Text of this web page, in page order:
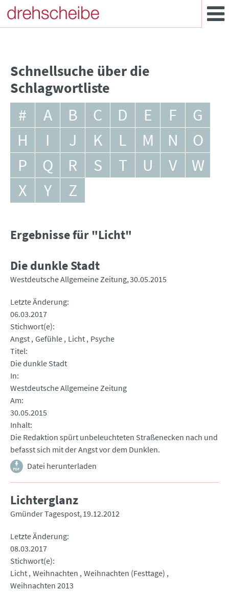
Schnellsuche über die
Schlagwortliste
# A B C D E F
G
H
I J K L M N
O
P
Q R S T U V
W
X
Y Z
Ergebnisse für "Licht"
Die dunkle Stadt
Westdeutsche Allgemeine Zeitung 30.05.2015
Letzte Änderung
06.03.2017
Stichwort(e)
Angst Gefühle Licht Psyche
Titel
Die dunkle Stadt
In
Westdeutsche Allgemeine Zeitung
Am
30.05.2015
Inhalt
Die Redaktion spürt unbeleuchteten Straßenecken nach und
befasst sich mit der Angst vor dem Dunklen.
Datei herunterladen
Lichterglanz
Gmünder Tagespost 19.12.2012
Letzte Änderung
08.03.2017
Stichwort(e)
Licht Weihnachten Weihnachten (Festtage)
Weihnachten 2013